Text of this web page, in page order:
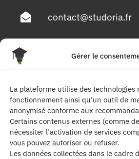
Gérer le
La plateforme utilise des technologies
fonctionnement ainsi qu’un outil de
anonymisé conforme aux
Certains contenus externes (comme
nécessiter l’activation de services
vous pouvez autoriser ou refuser.
Les données collectées dans le cadre
contact@studoria.fr
4 Rue Georges
Suivez-nous